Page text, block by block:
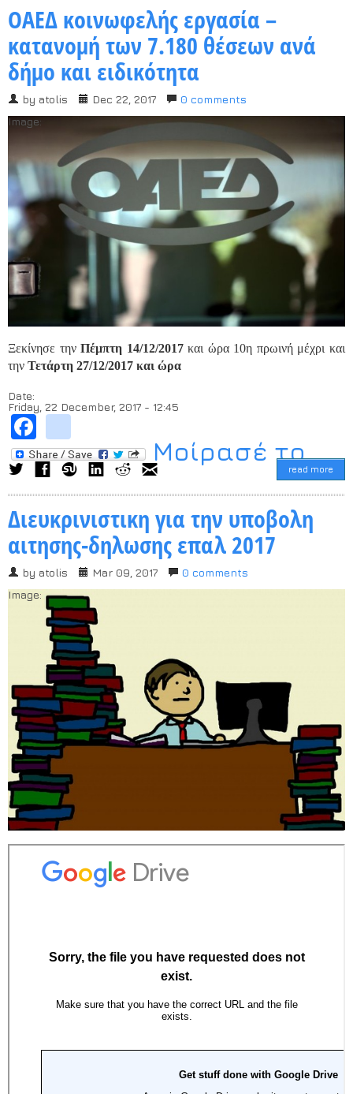
ΟΑΕΔ κοινωφελής εργασία –
κατανομή των 7.180 θέσεων ανά
δήμο και ειδικότητα
by atolis Dec 22, 2017
0 comments
Image:
Ξεκίνησε τηνΠέμπτη 14/12/2017και ώρα 10η πρωινή μέχρι και
την Τετάρτη 27/12/2017 και ώρα
Date:
Friday, 22 December, 2017 - 12:45
Μοίρασέ το...
read more
Διευκρινιστικη για την υποβολη
αιτησης-δηλωσης επαλ 2017
by atolis Mar 09, 2017
0 comments
Image: